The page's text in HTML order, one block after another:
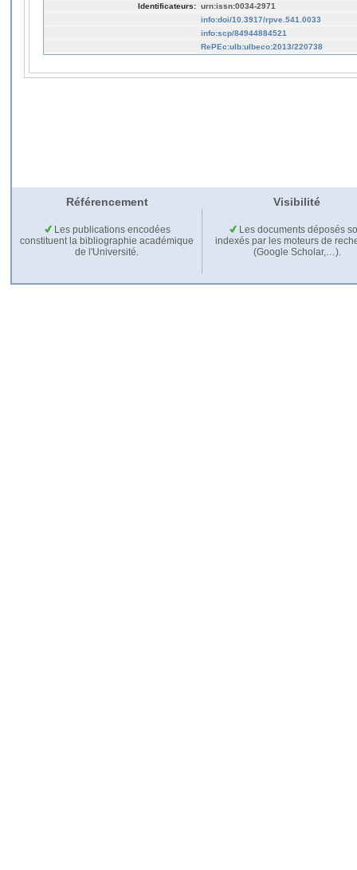
Identificateurs: urn:issn:0034-2971
info:doi/10.3917/rpve.541.0033
info:scp/84944884521
RePEc:ulb:ulbeco:2013/220738
Référencement Visibilité
Les publications encodées
constituent la bibliographie académique
de l'Université.
Les documents déposés
indexés par les moteurs de
(Google Scholar,…).